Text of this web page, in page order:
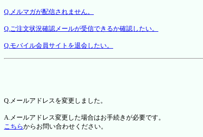
Q.メルマガが配信されません。
Q.ご注文状況確認メールが受信できるか確認したい。
Q.モバイル会員サイトを退会したい。
Q.メールアドレスを変更しました。
A.メールアドレス変更した場合はお手続きが必要です。
こちらからお問い合わせください。